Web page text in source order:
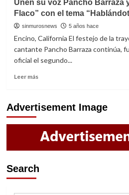
Unen su voz Pancho Barraza
Flaco” con el tema
sinmurosnews 5 años hace
Encino, California El festejo de la
cantante Pancho Barraza continúa,
oficial el segundo...
Leer másRead
Unen
su
voz
Pancho
Barraza
y
Ángel
Advertisement Image
Search